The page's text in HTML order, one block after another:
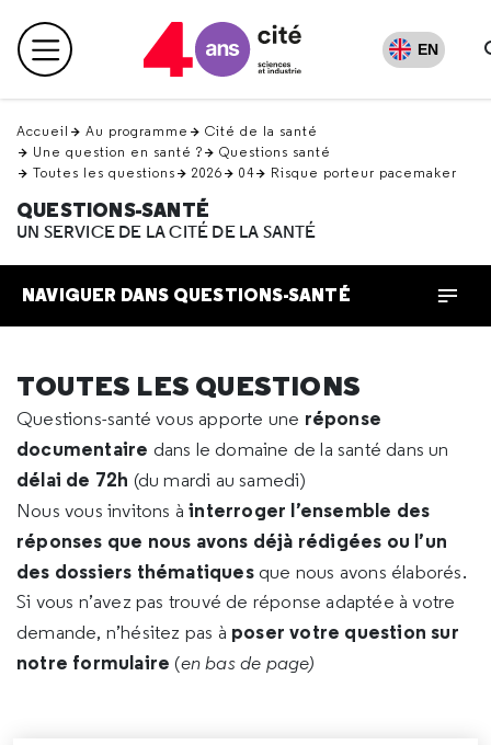
en
haut Menu principal EN
Accueil Au programme
Cité de la santé
Une question en santé ?
Questions santé
Toutes les questions
2026 04 Risque porteur pacemaker
QUESTIONS-SANTÉ
UN SERVICE DE LA CITÉ DE LA SANTÉ
NAVIGUER DANS QUESTIONS-SANTÉ
TOUTES LES QUESTIONS
Questions-santé vous apporte une réponse
documentaire dans le domaine de la santé dans un
délai de 72h (du mardi au samedi)
Nous vous invitons àinterroger l’ensemble des
réponses que nous avons déjà rédigées ou l’un
des dossiers thématiques que nous avons élaborés.
Si vous n’avez pas trouvé de réponse adaptée à votre
demande, n’hésitez pas à poser votre question sur
notre formulaire (en bas de page)